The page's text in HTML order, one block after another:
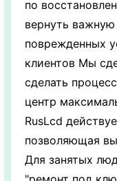
по
вернуть
поврежденных
клиентов Мы
сделать
центр
RusLcd
позволяющая
Для занятых